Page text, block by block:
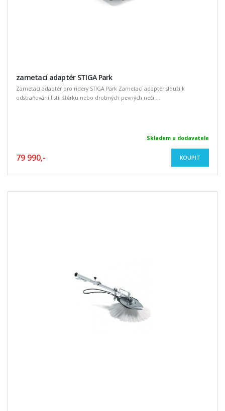
zametací adaptér STIGA Park
Zametací adaptér pro ridery STIGA Park Zametací adaptér slouží k
odstraňování listí, štěrku nebo drobných pevných neči ...
Skladem u dodavatele
79 990,- KOUPIT